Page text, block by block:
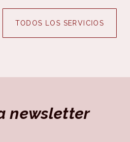
TODOS LOS SERVICIOS
newsletter